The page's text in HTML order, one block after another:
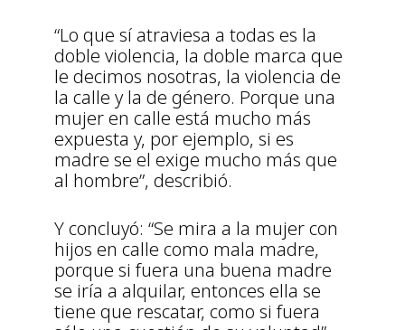
“Lo que sí atraviesa a todas es la
doble violencia, la doble marca que
le decimos nosotras, la violencia de
la calle y la de género. Porque una
mujer en calle está mucho más
expuesta y, por ejemplo, si es
madre se el exige mucho más que
al hombre”, describió.
Y concluyó: “Se mira a la mujer con
hijos en calle como mala madre,
porque si fuera una buena madre
se iría a alquilar, entonces ella se
tiene que rescatar, como si fuera